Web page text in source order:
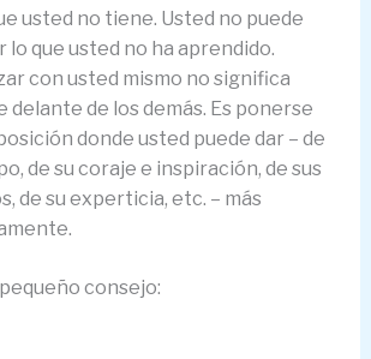
usted no tiene. Usted no puede
lo que usted no ha aprendido.
con usted mismo no significa
delante de los demás. Es ponerse
donde usted puede dar – de
de su coraje e inspiración, de sus
de su experticia, etc. – más
consejo: